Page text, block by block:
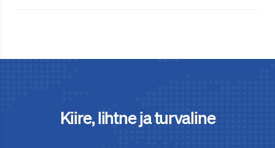
Kiire, lihtne ja turvaline